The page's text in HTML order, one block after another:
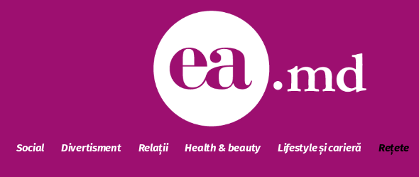
Social Divertisment Relații Health & beauty Lifestyle și carieră Rețete